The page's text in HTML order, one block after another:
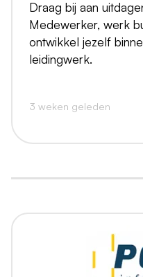
Draag bij aan
Medewerker, werk
ontwikkel jezelf
leidingwerk.
3 weken geleden